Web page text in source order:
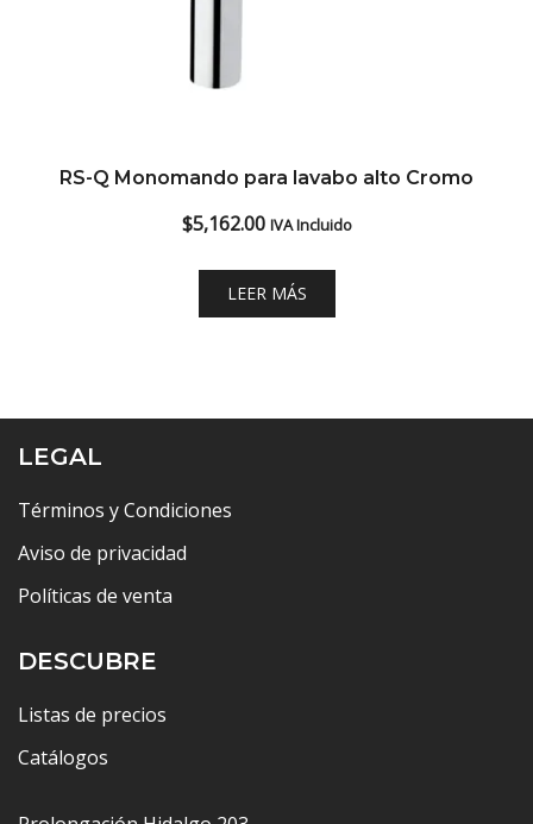
RS-Q Monomando para lavabo alto Cromo
$5,162.00 IVA Incluido
LEER MÁS
LEGAL
Términos y Condiciones
Aviso de privacidad
Políticas de venta
DESCUBRE
Listas de precios
Catálogos